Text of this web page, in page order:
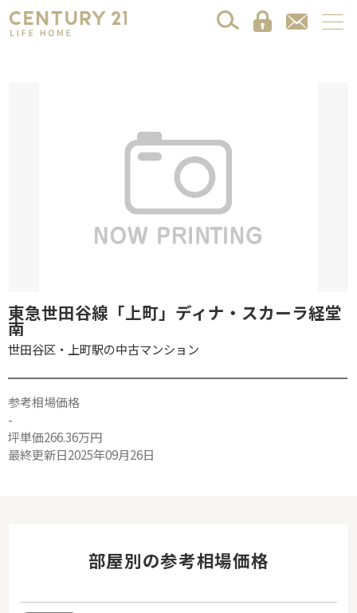
東急世田谷線「上町」ディナ・スカーラ経堂
南
世田谷区・上町駅の中古マンション
参考相場価格
-
坪単価266.36万円
最終更新日2025年09月26日
部屋別の参考相場価格